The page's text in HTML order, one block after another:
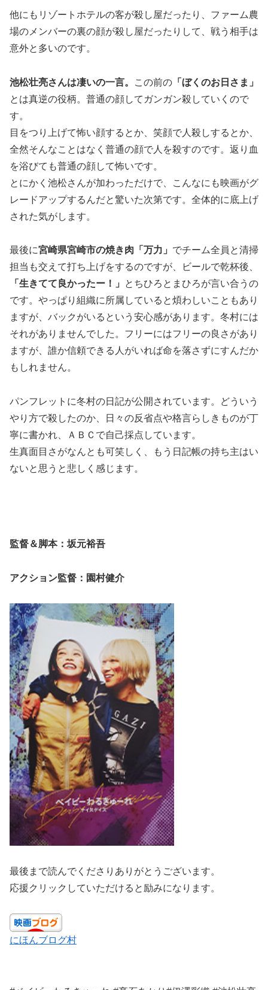
他にもリゾートホテルの客が殺し屋だったり、ファーム農
場のメンバーの裏の顔が殺し屋だったりして、戦う相手は
意外と多いのです。
池松壮亮さんは凄いの一言。 この前の 「ぼくのお日さま」
とは真逆の役柄。普通の顔してガンガン殺していくので
す。
目をつり上げて怖い顔するとか、笑顔で人殺しするとか、
全然そんなことはなく普通の顔で人を殺すのです。返り血
を浴びても普通の顔して怖いです。
とにかく池松さんが加わっただけで、こんなにも映画がグ
レードアップするんだと驚いた次第です。全体的に底上げ
された気がします。
最後に宮崎県宮崎市の焼き肉「万力」 でチーム全員と清掃
担当も交えて打ち上げをするのですが、ビールで乾杯後、
「生きてて良かったー！」
とちひろとまひろが言い合うの
です。やっぱり組織に所属していると煩わしいこともあり
ますが、バックがいるという安心感があります。冬村には
それがありませんでした。フリーにはフリーの良さがあり
ますが、誰か信頼できる人がいれば命を落さずにすんだか
もしれません。
パンフレットに冬村の日記が公開されています。どういう
やり方で殺したのか、日々の反省点や格言らしきものが丁
寧に書かれ、ＡＢＣで自己採点しています。
生真面目さがなんとも可笑しく、もう日記帳の持ち主はい
ないと思うと悲しく感じます。
監督＆脚本：坂元裕吾
アクション監督：園村健介
最後まで読んでくださりありがとうございます。
応援クリックしていただけると励みになります。
にほんブログ村